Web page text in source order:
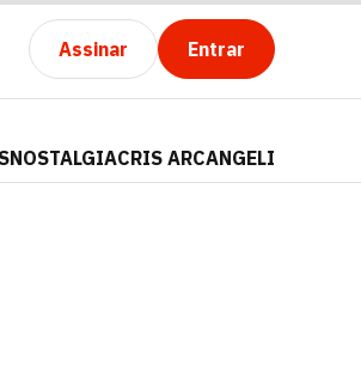
Assinar Entrar
NOSTALGIACRIS ARCANGELI